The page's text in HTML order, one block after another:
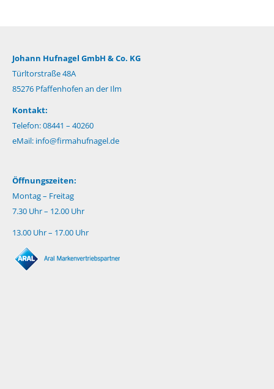
Johann Hufnagel GmbH & Co. KG
Türltorstraße 48A
85276 Pfaffenhofen an der Ilm
Kontakt:
Telefon: 08441 – 40260
eMail: info@firmahufnagel.de
Öffnungszeiten:
Montag – Freitag
7.30 Uhr – 12.00 Uhr
13.00 Uhr – 17.00 Uhr